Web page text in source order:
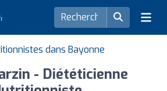
dans Bayonne
- Diététicienne